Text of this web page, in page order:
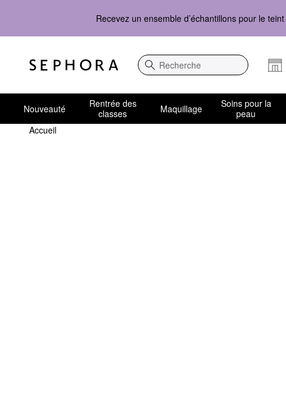
Recevez un ensemble d’échantillons pour le teint
Recherche
Nouveauté
Rentrée des
classes
Maquillage
Soins pour la
peau
Accueil